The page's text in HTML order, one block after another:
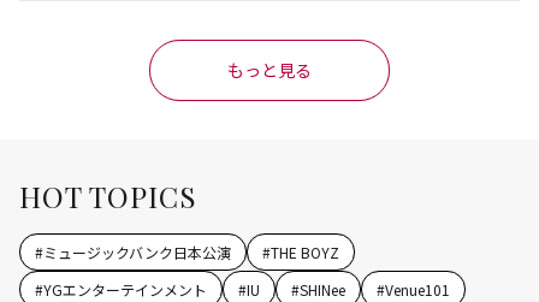
もっと見る
HOT TOPICS
#ミュージックバンク日本公演 #THE BOYZ
#YGエンターテインメント #IU #SHINee #Venue101